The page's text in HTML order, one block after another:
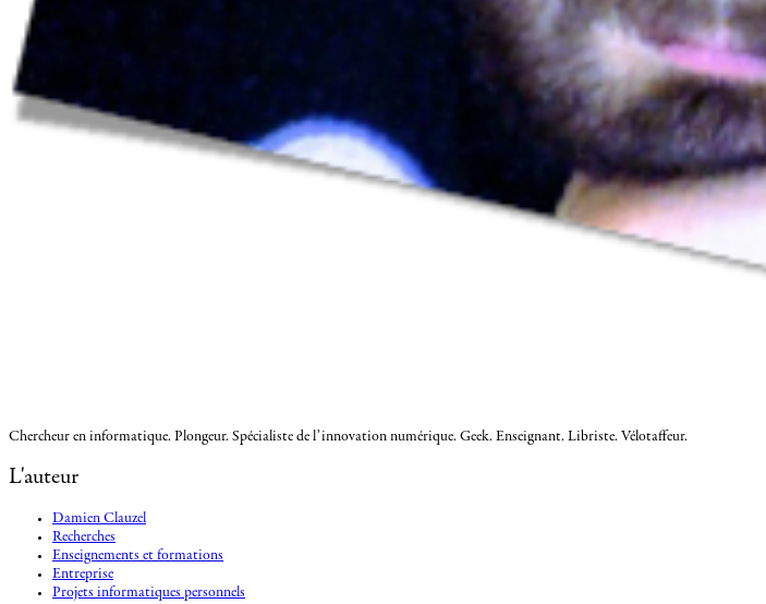
Chercheur en informatique. Plongeur. Spécialiste de l’innovation numérique. Geek. Enseignant. Libriste. Vélotaffeur.
L'auteur
Damien Clauzel
Recherches
Enseignements et formations
Entreprise
Projets informatiques personnels